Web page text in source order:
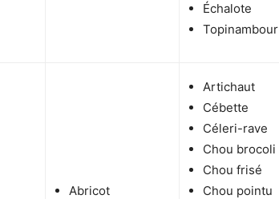
Échalote
Topinambour
Abricot
Artichaut
Cébette
Céleri-rave
Chou brocoli
Chou frisé
Chou pointu